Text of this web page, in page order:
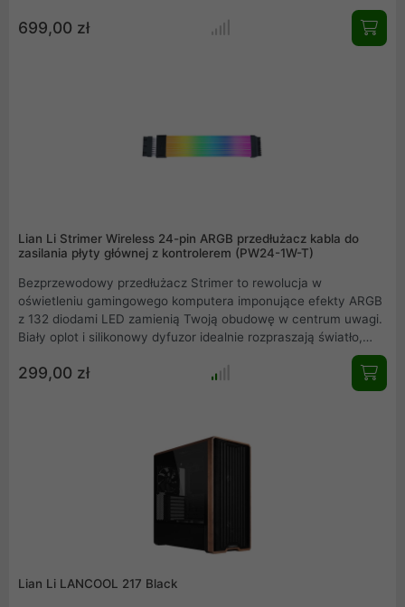
karty graficzne o długości do 322 mm oraz zaawansowane
systemy chłodzenia cieczą AiO 240 mm. Wykonana z
eleganckiego aluminium i stali, zapewnia optymalną cyrkulację
699,00 zł
Lian Li Strimer Wireless 24-pin ARGB przedłużacz kabla do
zasilania płyty głównej z kontrolerem (PW24-1W-T)
Bezprzewodowy przedłużacz Strimer to rewolucja w
oświetleniu gamingowego komputera imponujące efekty ARGB
z 132 diodami LED zamienią Twoją obudowę w centrum uwagi.
Biały oplot i silikonowy dyfuzor idealnie rozpraszają światło,
podkreślając każdy szczegół. Dzięki kontrolerowi L-Wireless
masz pełną kontrolę nad stylizacją oświetlenia bez
dodatkowych kabli. Strimer Wireless to nie tylko nowoczesny
wyjątkowym designem, który inspiruje.
299,00 zł
Lian Li LANCOOL 217 Black